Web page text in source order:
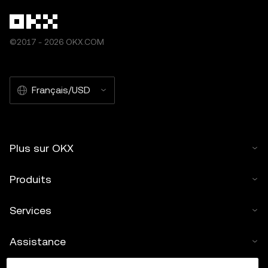
©2017 - 2026 OKX.COM
Français/USD
Plus sur OKX
Produits
Services
Assistance